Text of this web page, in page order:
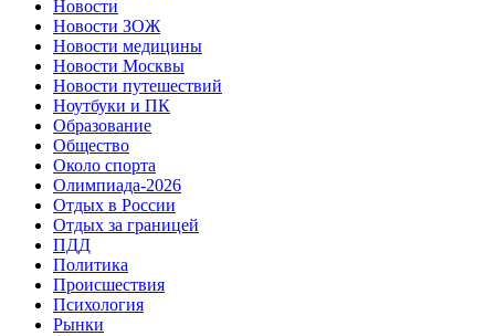
Новости
Новости ЗОЖ
Новости медицины
Новости Москвы
Новости путешествий
Ноутбуки и ПК
Образование
Общество
Около спорта
Олимпиада-2026
Отдых в России
Отдых за границей
ПДД
Политика
Происшествия
Психология
Рынки